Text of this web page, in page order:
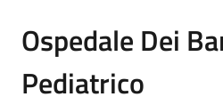
Ospedale Dei
Pediatrico